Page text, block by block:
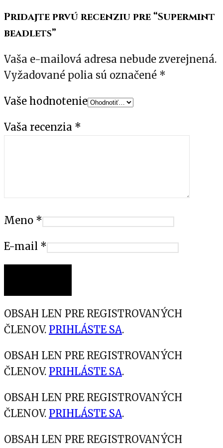
Pridajte prvú recenziu pre “Supermint
beadlets”
Vaša e-mailová adresa nebude zverejnená.
Vyžadované polia sú označené *
Vaše hodnotenie
Vaša recenzia *
Meno *
E-mail *
OBSAH LEN PRE REGISTROVANÝCH
ČLENOV. PRIHLÁSTE SA.
OBSAH LEN PRE REGISTROVANÝCH
ČLENOV. PRIHLÁSTE SA.
OBSAH LEN PRE REGISTROVANÝCH
ČLENOV. PRIHLÁSTE SA.
OBSAH LEN PRE REGISTROVANÝCH